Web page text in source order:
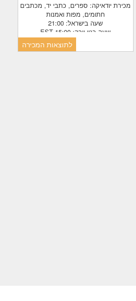
מכירת יודאיקה: ספרים, כתבי יד, מכתבים
חתומים, מפות ואמנות
שעה בישראל: 21:00
שעה בניו-יורק: 15:00 EST
לתוצאות המכירה